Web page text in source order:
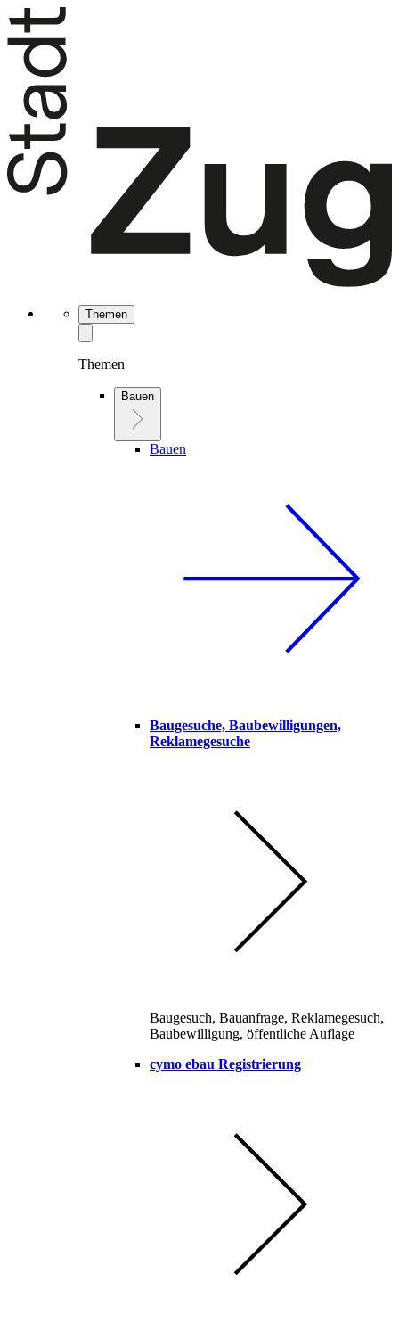
Themen
Themen
Bauen
Bauen
Baugesuche, Baubewilligungen,
Reklamegesuche
Baugesuch, Bauanfrage, Reklamegesuch,
Baubewilligung, öffentliche Auflage
cymo ebau Registrierung